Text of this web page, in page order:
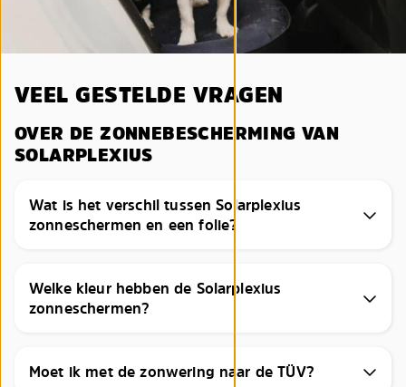
VEEL GESTELDE VRAGEN
OVER DE ZONNEBESCHERMING VAN
SOLARPLEXIUS
Wat is het verschil tussen Solarplexius
zonneschermen en een folie?
Welke kleur hebben de Solarplexius
zonneschermen?
Moet ik met de zonwering naar de TÜV?